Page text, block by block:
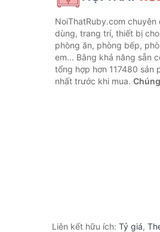
NoiThatRuby.com
dùng, trang trí, thiết bị
phòng ăn, phòng bếp,
em... Bằng khả năng sẵn
tổng hợp hơn 117480 sản
nhất trước khi mua.
Liên kết hữu ích: Tỷ giá,